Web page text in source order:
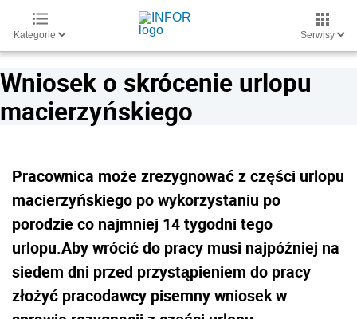
Kategorie Serwisy
Wniosek o skrócenie urlopu
macierzyńskiego
Pracownica może zrezygnować z części urlopu
macierzyńskiego po wykorzystaniu po
porodzie co najmniej 14 tygodni tego
urlopu.Aby wrócić do pracy musi najpóźniej na
siedem dni przed przystąpieniem do pracy
złożyć pracodawcy pisemny wniosek w